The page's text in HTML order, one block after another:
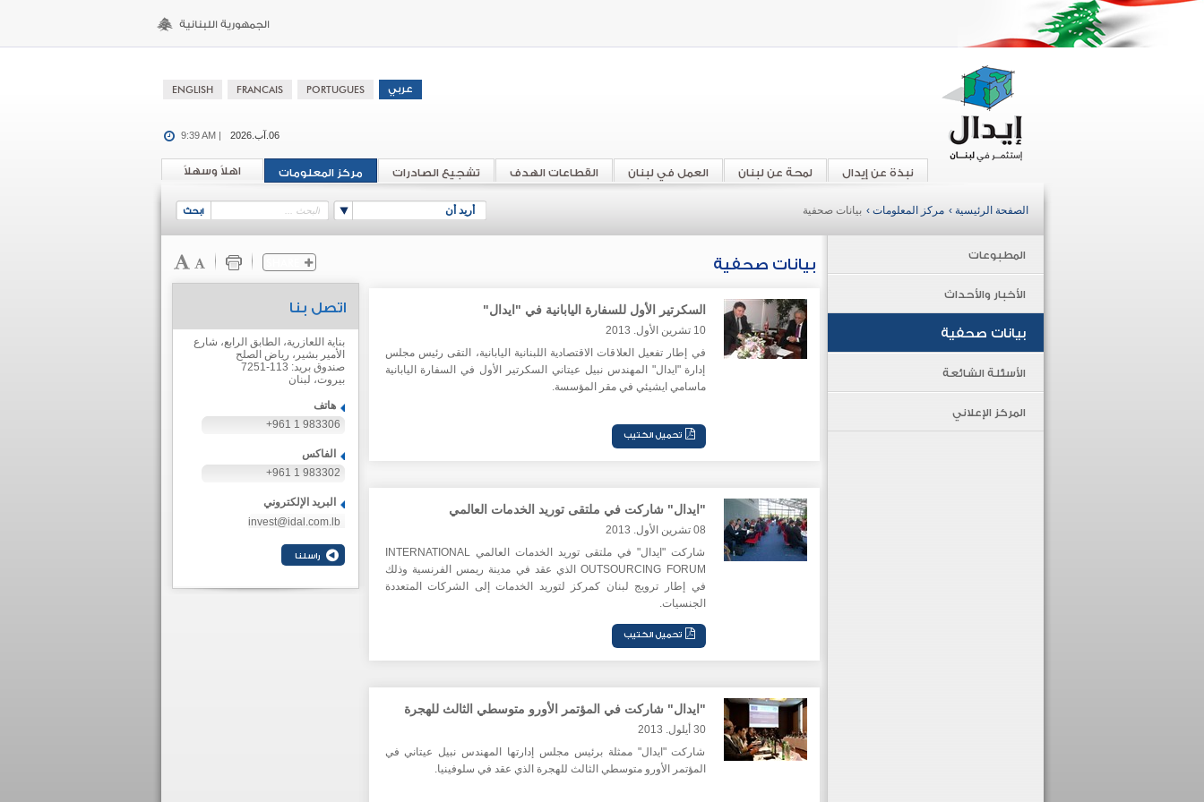
06.آب.2026 9:39 AM |
اهلاً وسهلاً مركز المعلومات تشجيع الصادرات القطاعات الهدف العمل في لبنان لمحة عن لبنان نبذة عن إيدال
أريد أن الصفحة الرئيسية › مركز المعلومات › بيانات صحفية
المطبوعات
الأخبار والأحداث
بيانات صحفية
الأسئلة الشائعة
المركز الإعلاني
بيانات صحفية
السكرتير الأول للسفارة اليابانية في "ايدال"
10 تشرين الأول. 2013
في إطار تفعيل العلاقات الاقتصادية اللبنانية اليابانية، التقى رئيس مجلس
إدارة "ايدال" المهندس نبيل عيتاني السكرتير الأول في السفارة اليابانية
ماسامي ايشيئي في مقر المؤسسة.
"ايدال" شاركت في ملتقى توريد الخدمات العالمي
08 تشرين الأول. 2013
شاركت "ايدال" في ملتقى توريد الخدمات العالمي INTERNATIONAL
OUTSOURCING FORUM الذي عقد في مدينة ريمس الفرنسية وذلك
في إطار ترويج لبنان كمركز لتوريد الخدمات إلى الشركات المتعددة
الجنسيات.
"ايدال" شاركت في المؤتمر الأورو متوسطي الثالث للهجرة
30 أيلول. 2013
شاركت "ايدال" ممثلة برئيس مجلس إدارتها المهندس نبيل عيتاني في
المؤتمر الأورو متوسطي الثالث للهجرة الذي عقد في سلوفينيا.
اتصل بنا
بناية اللعازرية، الطابق الرابع، شارع
الأمير بشير، رياض الصلح
صندوق بريد: 113-7251
بيروت، لبنان
هاتف
+961 1 983306
الفاكس
+961 1 983302
البريد الإلكتروني
invest@idal.com.lb